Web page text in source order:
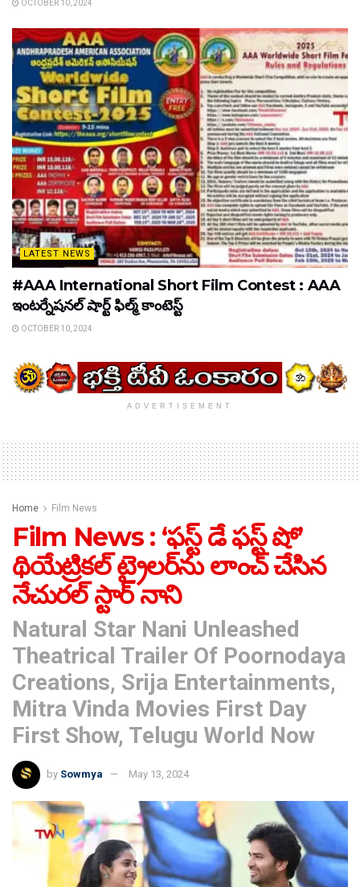
OCTOBER 10, 2024
LATEST NEWS
#AAA International Short Film Contest : AAA
ఇంటర్నేషనల్ షార్ట్ ఫిల్మ్ కాంటెస్ట్
OCTOBER 10, 2024
ADVERTISEMENT
Home Film News
Film News : ‘ఫస్ట్ డే ఫస్ట్ షో’
థియేట్రికల్ ట్రైలర్‌ను లాంచ్ చేసిన
నేచురల్ స్టార్ నాని
Natural Star Nani Unleashed
Theatrical Trailer Of Poornodaya
Creations, Srija Entertainments,
Mitra Vinda Movies First Day
First Show, Telugu World Now
by Sowmya May 13, 2024